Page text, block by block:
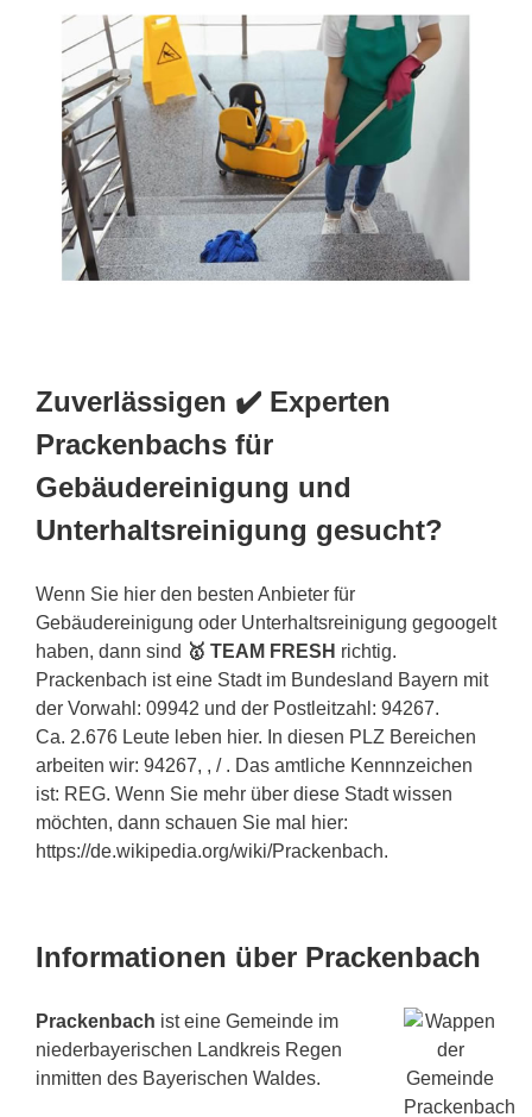
Zuverlässigen ✔️ Experten
Prackenbachs für
Gebäudereinigung und
Unterhaltsreinigung gesucht?
Wenn Sie hier den besten Anbieter für
Gebäudereinigung oder Unterhaltsreinigung gegoogelt
haben, dann sind 🥇 TEAM FRESH richtig.
Prackenbach ist eine Stadt im Bundesland Bayern mit
der Vorwahl: 09942 und der Postleitzahl: 94267.
Ca. 2.676 Leute leben hier. In diesen PLZ Bereichen
arbeiten wir: 94267, , / . Das amtliche Kennnzeichen
ist: REG. Wenn Sie mehr über diese Stadt wissen
möchten, dann schauen Sie mal hier:
https://de.wikipedia.org/wiki/Prackenbach.
Informationen über Prackenbach
Prackenbach ist eine Gemeinde im
niederbayerischen Landkreis Regen
inmitten des Bayerischen Waldes.